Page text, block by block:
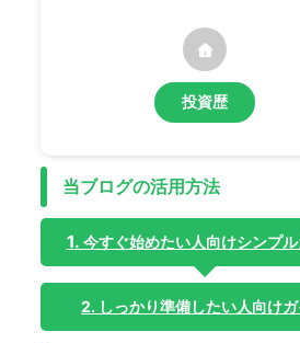
投資歴
当ブログの活用方法
今すぐ始めたい人向けシンプ
2. しっかり準備したい人向け